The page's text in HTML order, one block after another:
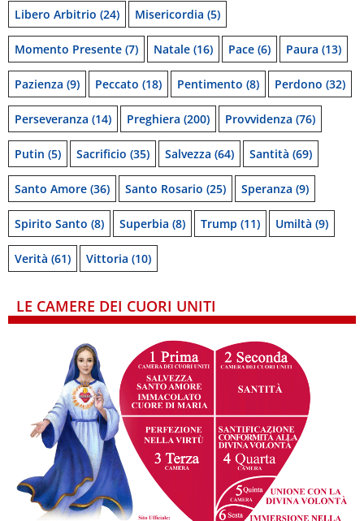
Libero Arbitrio (24) Misericordia (5)
Momento Presente (7) Natale (16) Pace (6) Paura (13)
Pazienza (9) Peccato (18) Pentimento (8) Perdono (32)
Perseveranza (14) Preghiera (200) Provvidenza (76)
Putin (5) Sacrificio (35) Salvezza (64) Santità (69)
Santo Amore (36) Santo Rosario (25) Speranza (9)
Spirito Santo (8) Superbia (8) Trump (11) Umiltà (9)
Verità (61) Vittoria (10)
LE CAMERE DEI CUORI UNITI